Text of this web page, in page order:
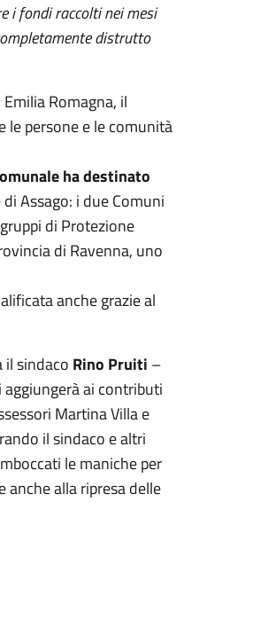
i fondi raccolti nei mesi
distrutto
Romagna, il
le persone e le comunità
ha destinato
Assago: i due Comuni
di Protezione
di Ravenna, uno
anche grazie al
il sindaco Rino Pruiti –
ai contributi
Martina Villa e
il sindaco e altri
le maniche per
alla ripresa delle